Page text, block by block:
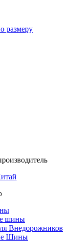
размеру
шины
Внедорожников
Шины